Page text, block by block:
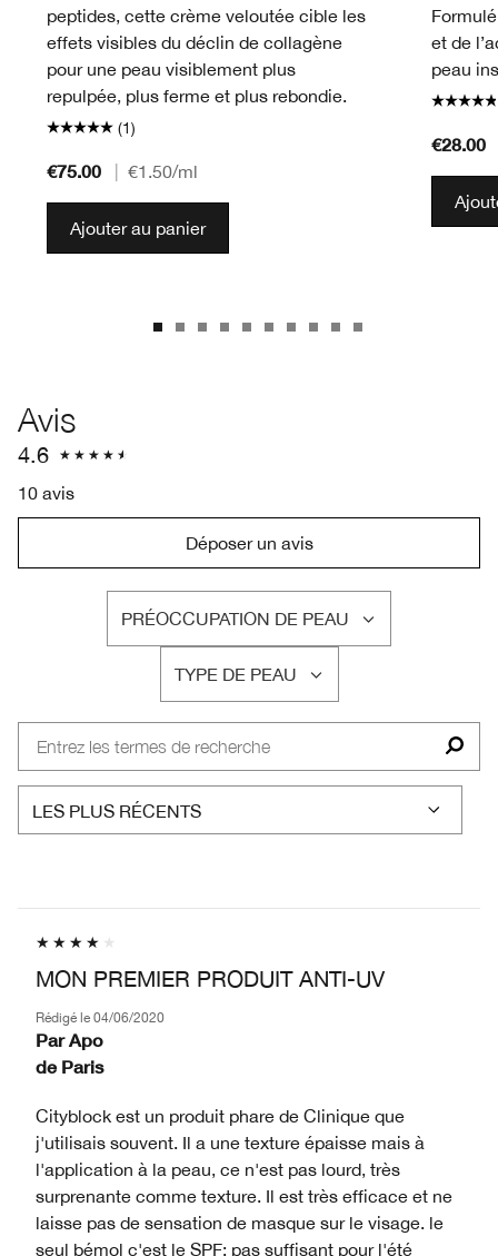
peptides, cette crème veloutée cible les
effets visibles du déclin de collagène
pour une peau visiblement plus
repulpée, plus ferme et plus rebondie.
(1)
€75.00 €1.50/ml
Ajouter au panier
et de
peau
€28.00
Avis
4.6
10 avis
Déposer un avis
PRÉOCCUPATION DE PEAU
FRANÇAIS
TYPE DE PEAU
FRANÇAIS
MON PREMIER PRODUIT ANTI-UV
Rédigé le 04/06/2020
Par Apo
de Paris
Cityblock est un produit phare de Clinique que
j'utilisais souvent. Il a une texture épaisse mais à
l'application à la peau, ce n'est pas lourd, très
surprenante comme texture. Il est très efficace et ne
laisse pas de sensation de masque sur le visage. le
seul bémol c'est le SPF: pas suffisant pour l'été